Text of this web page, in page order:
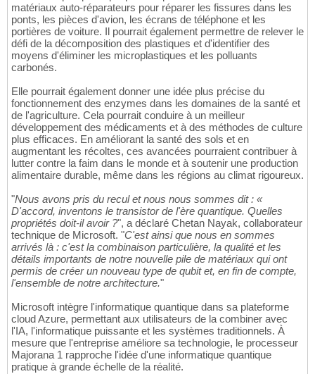
matériaux auto-réparateurs pour réparer les fissures dans les
ponts, les pièces d'avion, les écrans de téléphone et les
portières de voiture. Il pourrait également permettre de relever le
défi de la décomposition des plastiques et d'identifier des
moyens d'éliminer les microplastiques et les polluants
carbonés.
Elle pourrait également donner une idée plus précise du
fonctionnement des enzymes dans les domaines de la santé et
de l'agriculture. Cela pourrait conduire à un meilleur
développement des médicaments et à des méthodes de culture
plus efficaces. En améliorant la santé des sols et en
augmentant les récoltes, ces avancées pourraient contribuer à
lutter contre la faim dans le monde et à soutenir une production
alimentaire durable, même dans les régions au climat rigoureux.
"Nous avons pris du recul et nous nous sommes dit : «
D'accord, inventons le transistor de l'ère quantique. Quelles
propriétés doit-il avoir ?", a déclaré Chetan Nayak, collaborateur
technique de Microsoft. "C'est ainsi que nous en sommes
arrivés là : c'est la combinaison particulière, la qualité et les
détails importants de notre nouvelle pile de matériaux qui ont
permis de créer un nouveau type de qubit et, en fin de compte,
l'ensemble de notre architecture."
Microsoft intègre l'informatique quantique dans sa plateforme
cloud Azure, permettant aux utilisateurs de la combiner avec
l'IA, l'informatique puissante et les systèmes traditionnels. À
mesure que l'entreprise améliore sa technologie, le processeur
Majorana 1 rapproche l'idée d'une informatique quantique
pratique à grande échelle de la réalité.